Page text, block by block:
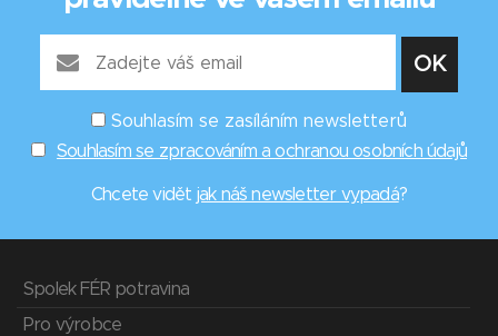
Souhlasím se zasíláním newsletterů
Souhlasím se zpracováním a ochranou osobních údajů
Chcete vidět jak náš newsletter vypadá?
Spolek FÉR potravina
Pro výrobce